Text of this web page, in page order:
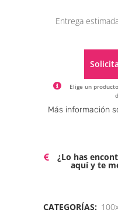
Entrega
Elige un
Más información
¿Lo has
aquí y te
CATEGORÍAS: